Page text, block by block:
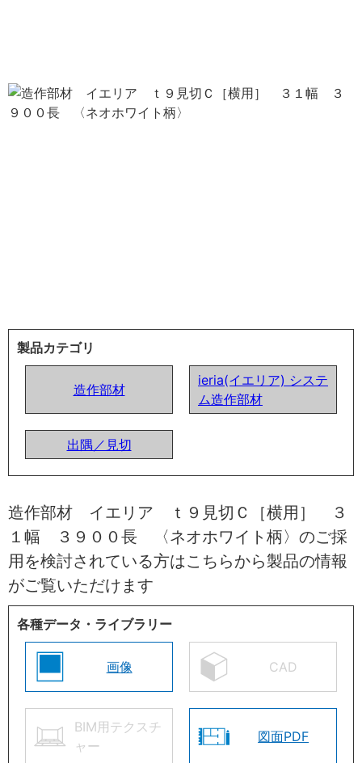
製品カテゴリ
造作部材
ieria(イエリア) システ
ム造作部材
出隅／見切
造作部材 イエリア ｔ９見切Ｃ［横用］ ３
１幅 ３９００長 〈ネオホワイト柄〉のご採
用を検討されている方はこちらから製品の情報
がご覧いただけます
各種データ・ライブラリー
画像 CAD
BIM用テクスチ
ャー
図面PDF